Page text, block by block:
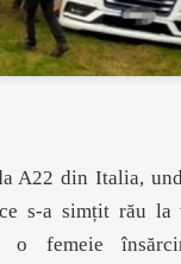
A22 din Italia,
s-a simțit rău la
o femeie